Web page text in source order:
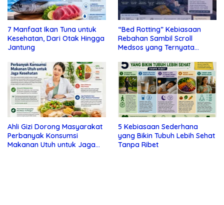
7 Manfaat Ikan Tuna untuk
Kesehatan, Dari Otak Hingga
Jantung
“Bed Rotting” Kebiasaan
Rebahan Sambil Scroll
Medsos yang Ternyata
Ahli Gizi Dorong Masyarakat
Perbanyak Konsumsi
Makanan Utuh untuk Jaga
5 Kebiasaan Sederhana
yang Bikin Tubuh Lebih Sehat
Tanpa Ribet